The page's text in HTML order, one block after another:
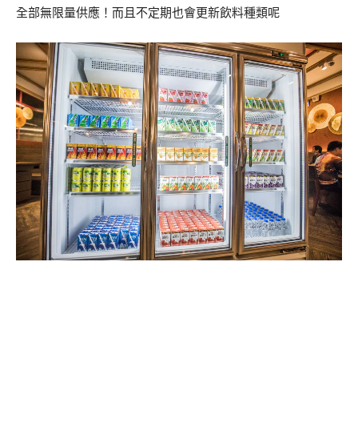
全部無限量供應！而且不定期也會更新飲料種類呢